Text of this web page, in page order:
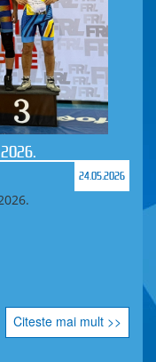
24.05.2026
Citeste mai mult >>